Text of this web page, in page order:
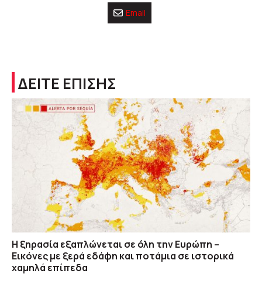
Email
ΔΕΙΤΕ ΕΠΙΣΗΣ
Η ξηρασία εξαπλώνεται σε όλη την Ευρώπη –
Εικόνες με ξερά εδάφη και ποτάμια σε ιστορικά
χαμηλά επίπεδα